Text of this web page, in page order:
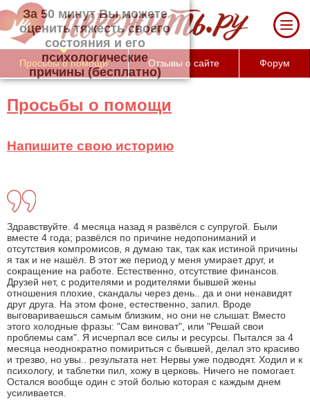
За 50 минут Вы можете оценить тяжесть
своего состояния и его психологические
причины (бесплатно)
Просьбы о помощи Отзывы о сайте Форум
Просьбы о помощи
Напишите свою историю
Здравствуйте. 4 месяца назад я развёлся с супругой. Были
вместе 4 года; развёлся по причине недопониманий и
отсутствия компромисов, я думаю так, так как истиной причины
я так и не нашёл. В этот же период у меня умирает друг, и
сокращение на работе. Естественно, отсутствие финансов.
Друзей нет, с родителями и родителями бывшей жены
отношения плохие, скандалы через день.. да и они ненавидят
друг друга. На этом фоне, естественно, запил. Вроде
выговариваешься самым близким, но они не слышат. Вместо
этого холодные фразы: "Сам виноват", или "Решай свои
проблемы сам". Я исчерпал все силы и ресурсы. Пытался за 4
месяца неоднократно помириться с бывшей, делал это красиво
и трезво, но увы.. результата нет. Нервы уже подводят. Ходил и к
психологу, и таблетки пил, хожу в церковь. Ничего не помогает.
Остался вообще один с этой болью которая с каждым днем
усиливается.